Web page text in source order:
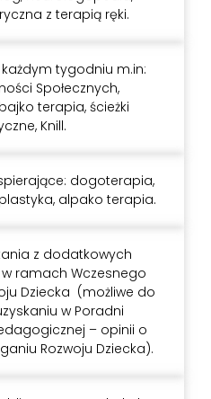
z terapią ręki.
tygodniu m.in:
Społecznych,
terapia, ścieżki
Knill.
dogoterapia,
alpako terapia.
z dodatkowych
ramach Wczesnego
Dziecka (możliwe do
w Poradni
– opinii o
Rozwoju Dziecka).